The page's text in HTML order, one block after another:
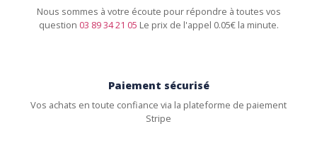
Nous sommes à votre écoute pour répondre à toutes vos
question 03 89 34 21 05 Le prix de l'appel 0.05€ la minute.
Paiement sécurisé
Vos achats en toute confiance via la plateforme de paiement
Stripe